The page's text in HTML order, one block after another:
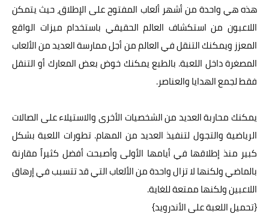
هذه هي واحدة من أشهر ألعاب المفتوح على الإطلاق، حيث يتمكن
اللاعبون من استكشاف العالم الحقيقي باستخدام ميزات الواقع
المعزز ويمكنك التنقل في العالم من أجل ممارسة العديد من الألعاب
المصغرة داخل اللعبة. بالطبع يمكنك خوض بعض المعارك أو التنقل
فقط لجمع الهدايا والعناصر.
يمكنك محاربة العديد من الشخصيات الأخرى والاستيلاء على الصالات
الرياضية والتجول لتنفيذ العديد من المهام. تطورات اللعبة بشكل
كبير منذ إطلاقها في أيامها الأولى وأصبحت أفضل كثيراً مقارنة
بالماضي ولكنها لا تزال واحدة من الألعاب التي قد تتسبب في إرهاق
اللاعبين ولكنها ممتعة للغاية.
{تحميل اللعبة على الأندرويد}